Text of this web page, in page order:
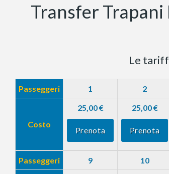
Transfer Trapani
Le
Passeggeri 1 2
Costo
25,00 €
Prenota
25,00 €
Prenota
Passeggeri 9 10